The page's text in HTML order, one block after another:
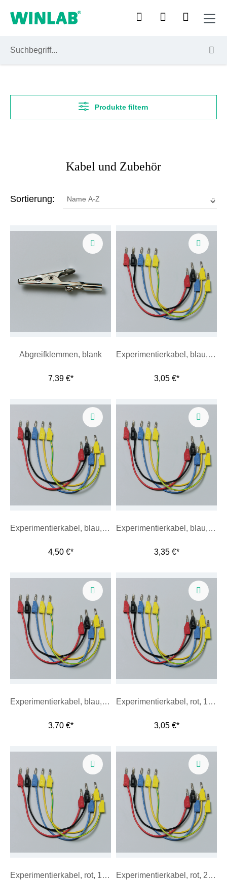
Produkte filtern
Kabel und Zubehör
Sortierung:
Abgreifklemmen, blank
7,39 €*
Experimentierkabel, blau, 10 cm
3,05 €*
Experimentierkabel, blau, 100 cm
4,50 €*
Experimentierkabel, blau, 25 cm
3,35 €*
Experimentierkabel, blau, 50 cm
3,70 €*
Experimentierkabel, rot, 10 cm
3,05 €*
Experimentierkabel, rot, 100 cm Experimentierkabel, rot, 25 cm